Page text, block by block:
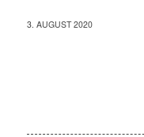
3. AUGUST 2020